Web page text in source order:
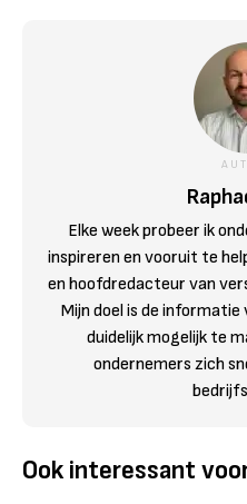
Elke week probeer ik
inspireren en vooruit te
en hoofdredacteur van
Mijn doel is de informatie
duidelijk mogelijk te
ondernemers zich
Ook interessant